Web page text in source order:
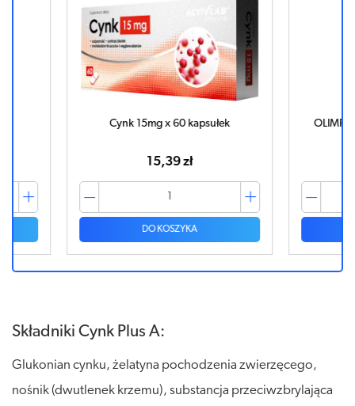
Cynk 15mg x 60 kapsułek
15,39 zł
DO KOSZYKA
OLIMP
Składniki Cynk Plus A:
Glukonian cynku, żelatyna pochodzenia zwierzęcego,
nośnik (dwutlenek krzemu), substancja przeciwzbrylająca